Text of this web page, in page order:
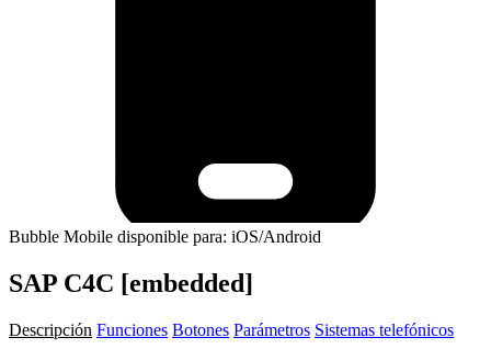
Bubble Mobile disponible para: iOS/Android
SAP C4C [embedded]
Descripción Funciones Botones Parámetros Sistemas telefónicos